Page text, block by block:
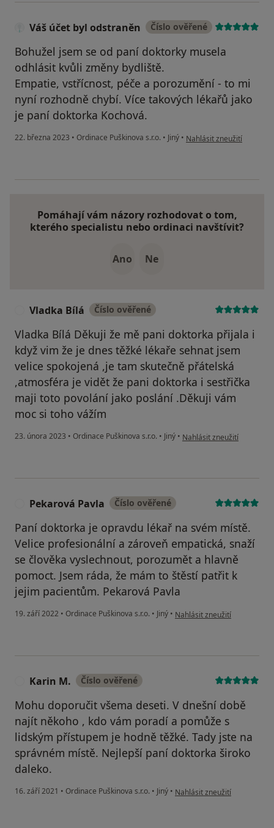
Váš účet byl odstraněn Číslo ověřené
Bohužel jsem se od paní doktorky musela
odhlásit kvůli změny bydliště.
Empatie, vstřícnost, péče a porozumění - to mi
nyní rozhodně chybí. Více takových lékařů jako
je paní doktorka Kochová.
22. března 2023 • Ordinace Puškinova s.r.o. • Jiný • podle názoru uživatele
Nahlásit zneužití
Pomáhají vám názory rozhodovat o tom,
kterého specialistu nebo ordinaci navštívit?
Ano Ne
Vladka Bílá Číslo ověřené
Vladka Bílá Děkuji že mě pani doktorka přijala i
když vim že je dnes těžké lékaře sehnat jsem
velice spokojená ,je tam skutečně přátelská
,atmosféra je vidět že pani doktorka i sestřička
maji toto povolání jako poslání .Děkuji vám
moc si toho vážím
23. února 2023 • Ordinace Puškinova s.r.o. • Jiný • podle názoru uživatele
Nahlásit zneužití
Pekarová Pavla Číslo ověřené
Paní doktorka je opravdu lékař na svém místě.
Velice profesionální a zároveň empatická, snaží
se člověka vyslechnout, porozumět a hlavně
pomoct. Jsem ráda, že mám to štěstí patřit k
jejim pacientům. Pekarová Pavla
19. září 2022 • Ordinace Puškinova s.r.o. • Jiný • podle názoru uživatele
Nahlásit zneužití
Karin M. Číslo ověřené
Mohu doporučit všema deseti. V dnešní době
najít někoho , kdo vám poradí a pomůže s
lidským přístupem je hodně těžké. Tady jste na
správném místě. Nejlepší paní doktorka široko
daleko.
16. září 2021 • Ordinace Puškinova s.r.o. • Jiný • podle názoru uživatele Karin
Nahlásit zneužití